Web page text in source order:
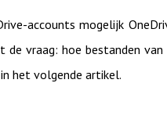
accounts mogelijk
vraag: hoe bestanden
het volgende artikel.